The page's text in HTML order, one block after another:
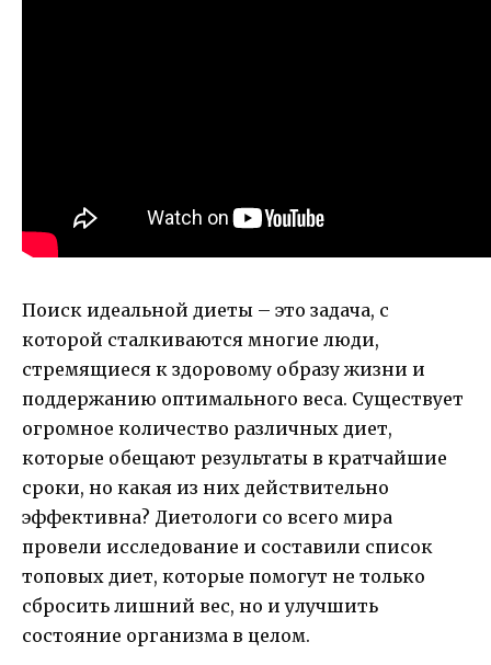
Поиск идеальной диеты – это задача, с
которой сталкиваются многие люди,
стремящиеся к здоровому образу жизни и
поддержанию оптимального веса. Существует
огромное количество различных диет,
которые обещают результаты в кратчайшие
сроки, но какая из них действительно
эффективна? Диетологи со всего мира
провели исследование и составили список
топовых диет, которые помогут не только
сбросить лишний вес, но и улучшить
состояние организма в целом.